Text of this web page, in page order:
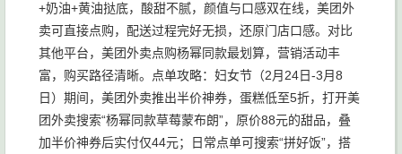
+奶油+黄油挞底，酸甜不腻，颜值与口感双在线，美团外
卖可直接点购，配送过程完好无损，还原门店口感。对比
其他平台，美团外卖点购杨幂同款最划算，营销活动丰
富，购买路径清晰。点单攻略：妇女节（2月24日-3月8
日）期间，美团外卖推出半价神券，蛋糕低至5折，打开美
团外卖搜索“杨幂同款草莓蒙布朗”，原价88元的甜品，叠
加半价神券后实付仅44元；日常点单可搜索“拼好饭”，搭